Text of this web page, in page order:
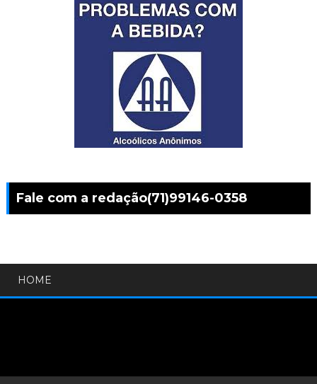
Fale com a redação(71)99146-0358
HOME